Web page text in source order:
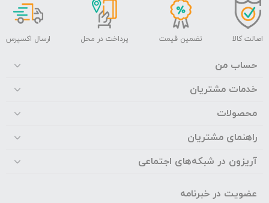
لوازم جانبی
اصالت کالا تضمین قیمت پرداخت در محل ارسال اکسپرس
حساب من
خدمات مشتریان
محصولات
راهنمای مشتریان
آریزون در شبکه‌های اجتماعی
عضویت در خبرنامه